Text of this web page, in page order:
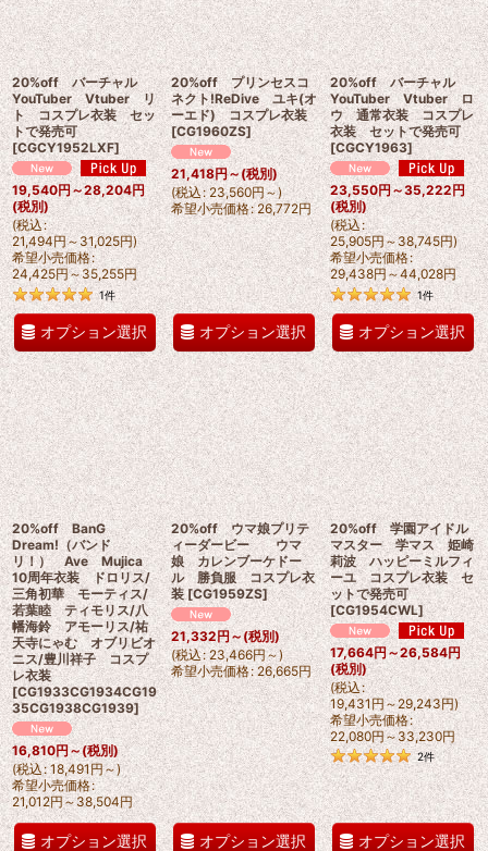
20%off バーチャル
YouTuber Vtuber リ
ト コスプレ衣装 セッ
トで発売可
[CGCY1952LXF]
19,540円～28,204円
(税別)
(税込:
21,494円～31,025円)
希望小売価格:
24,425円～35,255円
1件
オプション選択
20%off プリンセスコ
ネクト!ReDive ユキ(オ
ーエド) コスプレ衣装
[CG1960ZS]
21,418円～(税別)
(税込: 23,560円～)
希望小売価格: 26,772円
オプション選択
20%off バーチャル
YouTuber Vtuber ロ
ウ 通常衣装 コスプレ
衣装 セットで発売可
[CGCY1963]
23,550円～35,222円
(税別)
(税込 :
25,905円～38,745円)
希望小売価格:
29,438円 ～44,028円
1件
オプション選択
20%off BanG
Dream!（バンド
リ！） Ave Mujica
10周年衣装 ドロリス/
三角初華 モーティス/
若葉睦 ティモリス/八
幡海鈴 アモーリス/祐
天寺にゃむ オブリビオ
ニス/豊川祥子 コスプ
レ衣装
[CG1933CG1934CG19
35CG1938CG1939]
16,810円～(税別)
(税込 : 18,491円～)
希望小売価格:
21,012円～38,504円
オプション選択
20%off ウマ娘プリテ
ィーダービー ウマ
娘 カレンブーケドー
ル 勝負服 コスプレ衣
装 [CG1959ZS]
21,332円～(税別)
(税込: 23,466円～)
希望小売価格: 26,665円
オプション選択
20%off 学園アイドル
マスター 学マス 姫崎
莉波 ハッピーミルフィ
ーユ コスプレ衣装 セ
ットで発売可
[CG1954CWL]
17,664円～26,584円
(税別)
(税込:
19,431円～29,243円)
希望小売価格:
22,080円～33,230円
2件
オプション選択